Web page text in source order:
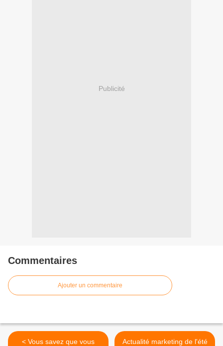
Publicité
Commentaires
Ajouter un commentaire
< Vous savez que vous
Actualité marketing de l'été